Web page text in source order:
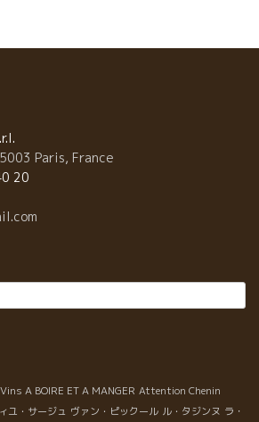
étincelants ! Quelle jolie carte
! Que du bonheur dans ce bar
décoré, Merci les filles pour cette
pour sûr je reviendrai !!
Paris, France
20
A BOIRE ET A MANGER Attention Chenin
ユ・サージュ ヴァン・ピックール ル・タジンヌ ラ・